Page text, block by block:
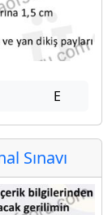
E
Sınavı